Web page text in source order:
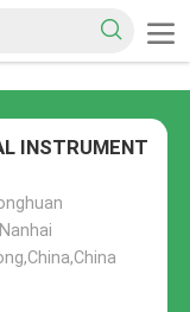
INSTRUMENT